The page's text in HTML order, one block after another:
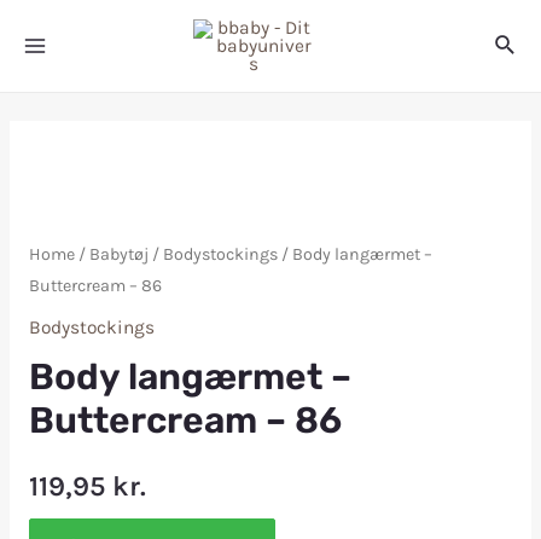
Home/ Babytøj / Bodystockings/ Body langærmet –
Buttercream – 86
Bodystockings
Body langærmet –
Buttercream – 86
119,95 kr.